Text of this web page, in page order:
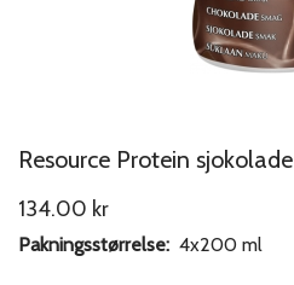
Resource Protein sjokolade
134.00 kr
Pakningsstørrelse: 4x200 ml